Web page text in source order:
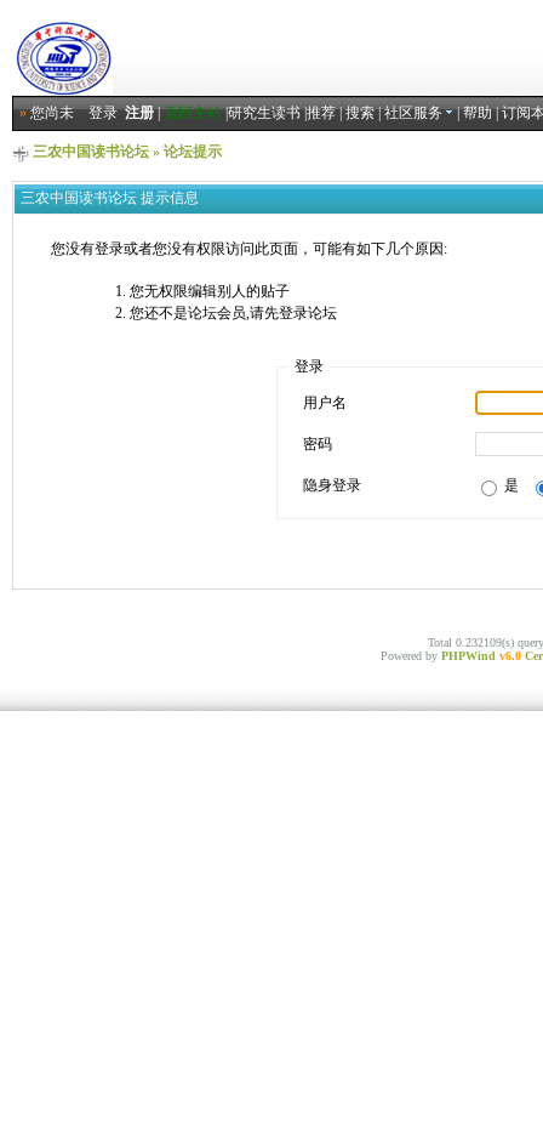
»您尚未登录 注册|返回主站|研究生读书|推荐|搜索|社区服务 |帮助|订阅
三农中国读书论坛» 论坛提示
三农中国读书论坛 提示信息
您没有登录或者您没有权限访问此页面，可能有如下几个原因:
您无权限编辑别人的贴子
您还不是论坛会员,请先登录论坛
登录
用户名
密码
隐身登录 是
Total 0.232109(s)
Powered by PHPWind v6.0